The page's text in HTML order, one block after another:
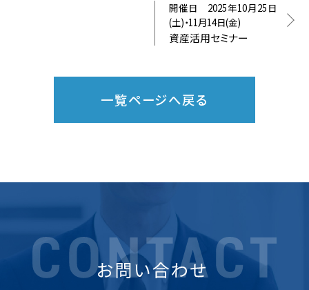
開催日 2025年10月25日
(土)・11月14日(金)
資産活用セミナー
一覧ページへ戻る